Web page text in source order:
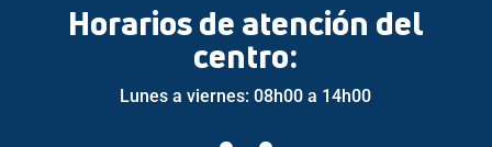
Horarios de atención del
centro:
Lunes a viernes: 08h00 a 14h00